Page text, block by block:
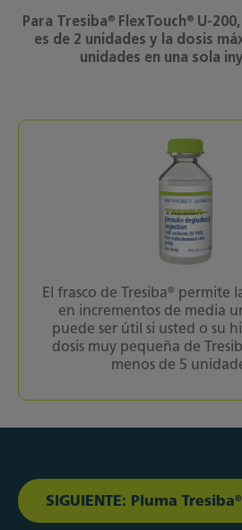
Para Tresiba ® FlexTouch ® U-
es de 2 unidades y la dosis
unidades en una sola
El frasco de Tresiba®
permite
en incrementos de media
puede ser útil si usted o su
dosis muy pequeña de
menos de 5
SIGUIENTE: Pluma Tresiba®